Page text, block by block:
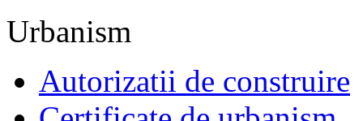
Urbanism
Autorizatii de construire